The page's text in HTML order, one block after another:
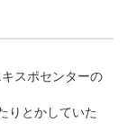
スポセンターの
りとかしていた